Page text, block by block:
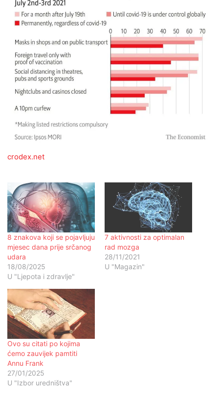
crodex.net
8 znakova koji se pojavljuju
mjesec dana prije srčanog
udara
18/08/2025
U "Ljepota i zdravlje"
7 aktivnosti za optimalan
rad mozga
28/11/2021
U "Magazin"
Ovo su citati po kojima
ćemo zauvijek pamtiti
Annu Frank
27/01/2025
U "Izbor uredništva"